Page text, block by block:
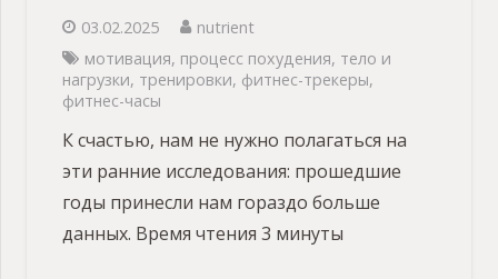
03.02.2025
nutrient
мотивация, процесс похудения, тело и
нагрузки, тренировки, фитнес-трекеры,
фитнес-часы
К счастью, нам не нужно полагаться на
эти ранние исследования: прошедшие
годы принесли нам гораздо больше
данных. Время чтения 3 минуты